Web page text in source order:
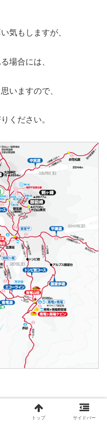
気もしますが、
場合には、
いますので、
ください。
トップ サイドバー